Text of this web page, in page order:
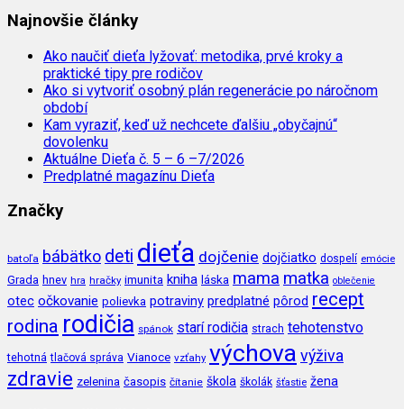
Najnovšie články
Ako naučiť dieťa lyžovať: metodika, prvé kroky a
praktické tipy pre rodičov
Ako si vytvoriť osobný plán regenerácie po náročnom
období
Kam vyraziť, keď už nechcete ďalšiu „obyčajnú“
dovolenku
Aktuálne Dieťa č. 5 – 6 –7/2026
Predplatné magazínu Dieťa
Značky
batoľa bábätko deti dieťa dojčenie dojčiatko dospelí emócie
Grada hnev hra hračky imunita kniha láska mama matka oblečenie
otec očkovanie polievka potraviny predplatné pôrod recept
rodina rodičia spánok starí rodičia strach tehotenstvo
tehotná tlačová správa Vianoce vzťahy výchova výživa
zdravie zelenina časopis čítanie škola školák šťastie žena